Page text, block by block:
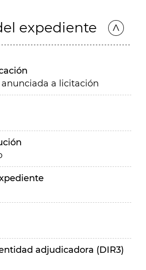
expediente
a licitación
adjudicadora (DIR3)